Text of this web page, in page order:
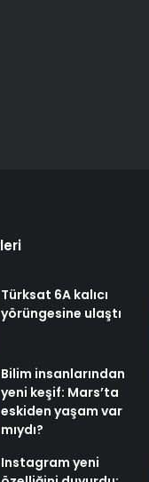
Türksat 6A kalıcı
yörüngesine ulaştı
Bilim insanlarından
yeni keşif: Mars’ta
eskiden yaşam var
mıydı?
Instagram yeni